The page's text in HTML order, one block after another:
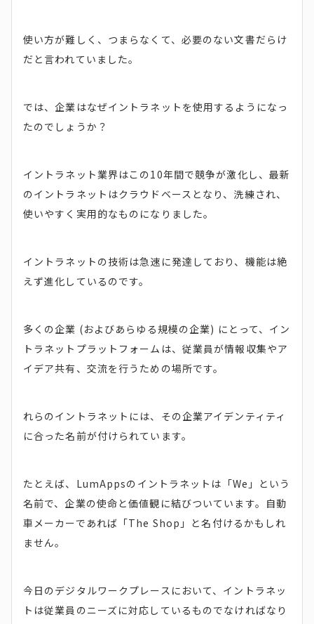
使い方が難しく、つまらなくて、必要のない文書だらけ
だと言われていました。
では、企業はなぜイントラネットを使用するようになっ
たのでしょうか？
イントラネット業界はこの10年間で競争が激化し、最新
のイントラネットはクラウドベースとなり、洗練され、
使いやすく実用的なものになりました。
イントラネットの技術は急速に発達しており、機能は絶
えず進化しているのです。
多くの企業 (およびあらゆる規模の企業) にとって、イン
トラネットプラットフォームは、従業員が情報収集やア
イデア共有、交流を行うための場所です。
れらのイントラネットには、その企業アイデンティティ
に合った名前が付けられています。
たとえば、LumAppsのイントラネットは「We」という
名前で、企業の使命と価値観に結びついています。自動
車メーカーであれば「The Shop」と名付けるかもしれ
ません。
今日のデジタルワークプレースにおいて、イントラネッ
トは従業員のニーズに対応しているものでなければなり